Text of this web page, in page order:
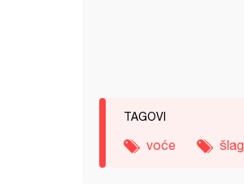
TAGOVI
voće šlag